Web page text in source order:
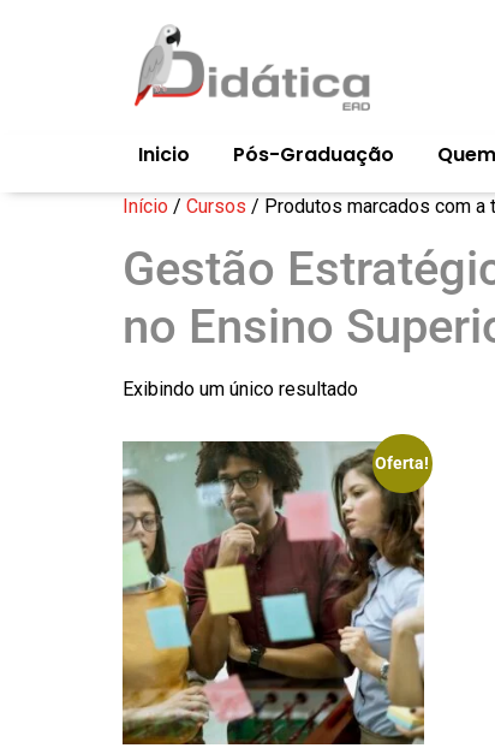
Inicio Pós-Graduação
Início / Cursos / Produtos marcados com a
Gestão
no Ensino
Exibindo um único resultado
Oferta!